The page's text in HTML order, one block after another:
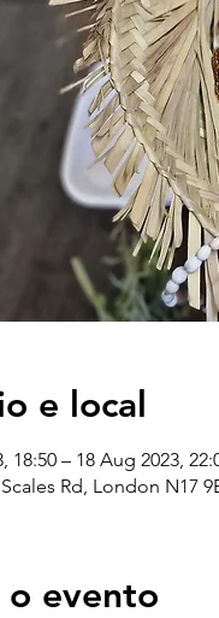
e local
18:50 – 18 Aug 2023,
Rd, London N17
o evento